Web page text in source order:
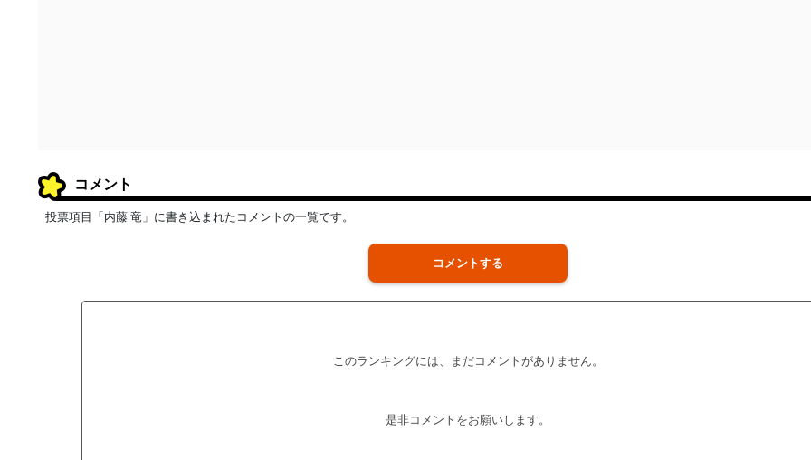
コメント
投票項目「内藤 竜」に書き込まれたコメントの一覧です。
コメントする
このランキングには、まだコメントがありません。
是非コメントをお願いします。